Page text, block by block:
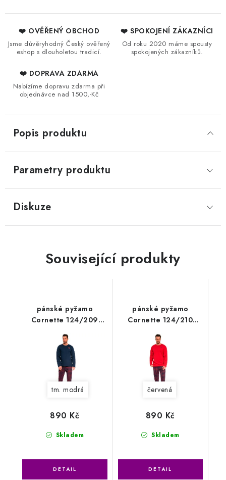
❤️ OVĚŘENÝ OBCHOD
Jsme důvěryhodný Český ověřený
eshop s dlouholetou tradicí.
❤️ SPOKOJENÍ ZÁKAZNÍCI
Od roku 2020 máme spousty
spokojených zákazníků.
❤️ DOPRAVA ZDARMA
Nabízíme dopravu zdarma při
objednávce nad 1500,-Kč
Popis produktu
Parametry produktu
Diskuze
Související produkty
pánské pyžamo
Cornette 124/209
tm. modrá
Skladem
890 Kč
pánské pyžamo
Cornette 124/210
červená
Skladem
890 Kč